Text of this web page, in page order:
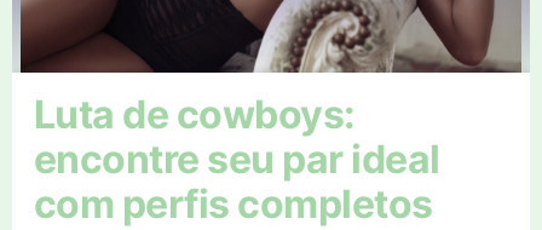
Luta de cowboys:
encontre seu par ideal
com perfis completos